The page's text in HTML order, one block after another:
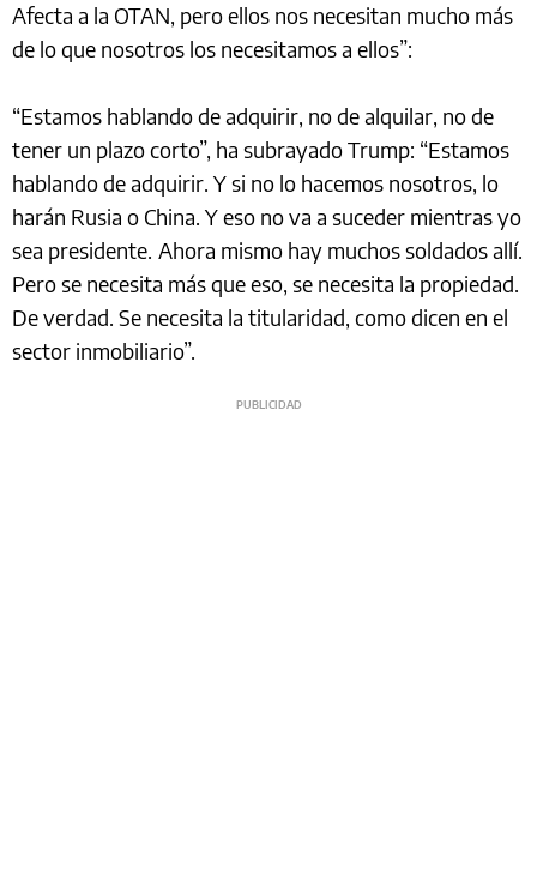
Afecta a la OTAN, pero ellos nos necesitan mucho más
de lo que nosotros los necesitamos a ellos”:
“Estamos hablando de adquirir, no de alquilar, no de
tener un plazo corto”, ha subrayado Trump: “Estamos
hablando de adquirir. Y si no lo hacemos nosotros, lo
harán Rusia o China. Y eso no va a suceder mientras yo
sea presidente. Ahora mismo hay muchos soldados allí.
Pero se necesita más que eso, se necesita la propiedad.
De verdad. Se necesita la titularidad, como dicen en el
sector inmobiliario”.